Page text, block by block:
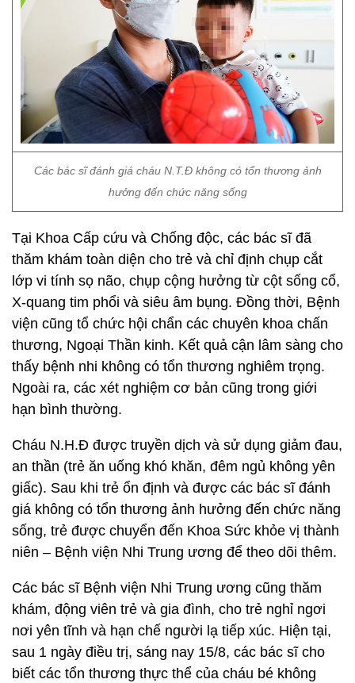
Các bác sĩ đánh giá cháu N.T.Đ không có tổn thương ảnh
hưởng đến chức năng sống
Tại Khoa Cấp cứu và Chống độc, các bác sĩ đã
thăm khám toàn diện cho trẻ và chỉ định chụp cắt
lớp vi tính sọ não, chụp cộng hưởng từ cột sống cổ,
X-quang tim phổi và siêu âm bụng. Đồng thời, Bệnh
viện cũng tổ chức hội chẩn các chuyên khoa chấn
thương, Ngoại Thần kinh. Kết quả cận lâm sàng cho
thấy bệnh nhi không có tổn thương nghiêm trọng.
Ngoài ra, các xét nghiệm cơ bản cũng trong giới
hạn bình thường.
Cháu N.H.Đ được truyền dịch và sử dụng giảm đau,
an thần (trẻ ăn uống khó khăn, đêm ngủ không yên
giấc). Sau khi trẻ ổn định và được các bác sĩ đánh
giá không có tổn thương ảnh hưởng đến chức năng
sống, trẻ được chuyển đến Khoa Sức khỏe vị thành
niên – Bệnh viện Nhi Trung ương để theo dõi thêm.
Các bác sĩ Bệnh viện Nhi Trung ương cũng thăm
khám, động viên trẻ và gia đình, cho trẻ nghỉ ngơi
nơi yên tĩnh và hạn chế người lạ tiếp xúc. Hiện tại,
sau 1 ngày điều trị, sáng nay 15/8, các bác sĩ cho
biết các tổn thương thực thể của cháu bé không